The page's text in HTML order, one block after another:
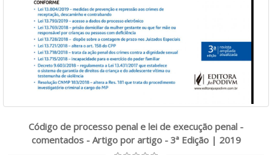
Código de processo penal e lei de execução penal -
comentados - Artigo por artigo - 3ª Edição | 2019